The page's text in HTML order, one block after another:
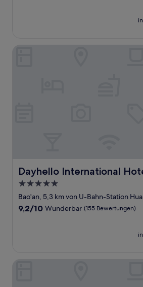
Dayhello International
Dayhello International Hotel
5.0-
Sterne-
Unterkunft
Bao'an, 5,3 km von U-Bahn-Station
9.2
9,2/10 Wunderbar (155 Bewertungen)